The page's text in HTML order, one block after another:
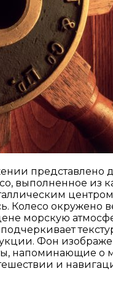
представлено
выполненное из
Колесо окружено
морскую
Фон
напоминающие о
и